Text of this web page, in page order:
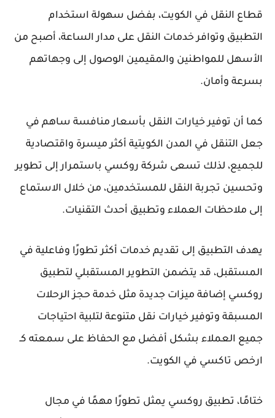
قطاع النقل في الكويت، بفضل سهولة استخدام
التطبيق وتوافر خدمات النقل على مدار الساعة، أصبح من
الأسهل للمواطنين والمقيمين الوصول إلى وجهاتهم
بسرعة وأمان.
كما أن توفير خيارات النقل بأسعار منافسة ساهم في
جعل التنقل في المدن الكويتية أكثر ميسرة واقتصادية
للجميع، لذلك تسعى شركة روكسي باستمرار إلى تطوير
وتحسين تجربة النقل للمستخدمين، من خلال الاستماع
إلى ملاحظات العملاء وتطبيق أحدث التقنيات.
يهدف التطبيق إلى تقديم خدمات أكثر تطورًا وفاعلية في
المستقبل، قد يتضمن التطوير المستقبلي لتطبيق
روكسي إضافة ميزات جديدة مثل خدمة حجز الرحلات
المسبقة وتوفير خيارات نقل متنوعة لتلبية احتياجات
جميع العملاء بشكل أفضل مع الحفاظ على سمعته كـ
ارخص تاكسي في الكويت.
ختامًا، تطبيق روكسي يمثل تطورًا مهمًا في مجال